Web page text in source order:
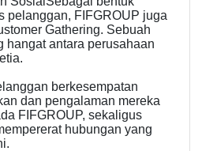
pelanggan, FIFGROUP juga
Gathering. Sebuah
hangat antara perusahaan
berkesempatan
dan pengalaman mereka
FIFGROUP, sekaligus
hubungan yang